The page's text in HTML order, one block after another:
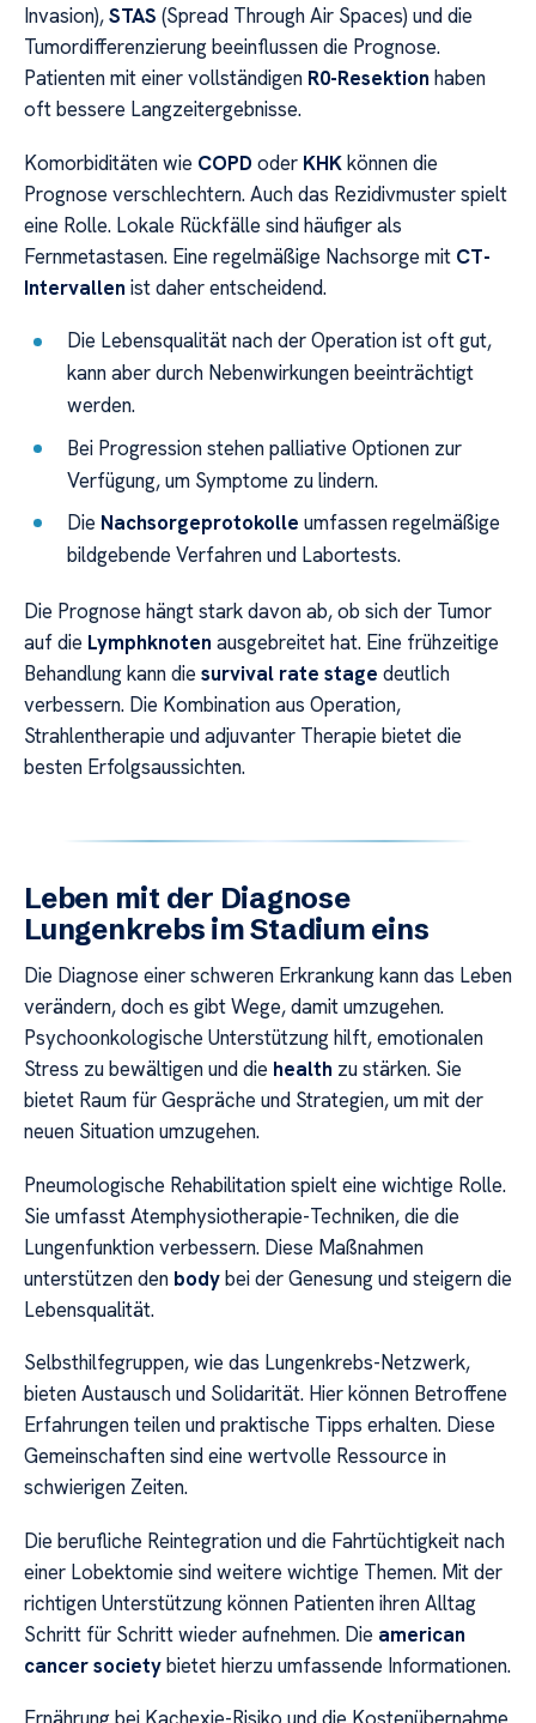
Invasion),STAS (Spread Through Air Spaces) und die
Tumordifferenzierung beeinflussen die Prognose.
Patienten mit einer vollständigen R0-Resektion haben
oft bessere Langzeitergebnisse.
Komorbiditäten wie COPD oder KHKkönnen die
Prognose verschlechtern. Auch das Rezidivmuster spielt
eine Rolle. Lokale Rückfälle sind häufiger als
Fernmetastasen. Eine regelmäßige Nachsorge mit CT-
Intervallen ist daher entscheidend.
Die Lebensqualität nach der Operation ist oft gut,
kann aber durch Nebenwirkungen beeinträchtigt
werden.
Bei Progression stehen palliative Optionen zur
Verfügung, um Symptome zu lindern.
Die Nachsorgeprotokolle umfassen regelmäßige
bildgebende Verfahren und Labortests.
Die Prognose hängt stark davon ab, ob sich der Tumor
auf die Lymphknoten ausgebreitet hat. Eine frühzeitige
Behandlung kann die survival rate stage deutlich
verbessern. Die Kombination aus Operation,
Strahlentherapie und adjuvanter Therapie bietet die
besten Erfolgsaussichten.
Leben mit der Diagnose
Lungenkrebs im Stadium eins
Die Diagnose einer schweren Erkrankung kann das Leben
verändern, doch es gibt Wege, damit umzugehen.
Psychoonkologische Unterstützung hilft, emotionalen
Stress zu bewältigen und die health zu stärken. Sie
bietet Raum für Gespräche und Strategien, um mit der
neuen Situation umzugehen.
Pneumologische Rehabilitation spielt eine wichtige Rolle.
Sie umfasst Atemphysiotherapie-Techniken, die die
Lungenfunktion verbessern. Diese Maßnahmen
unterstützen den bodybei der Genesung und steigern die
Lebensqualität.
Selbsthilfegruppen, wie das Lungenkrebs-Netzwerk,
bieten Austausch und Solidarität. Hier können Betroffene
Erfahrungen teilen und praktische Tipps erhalten. Diese
Gemeinschaften sind eine wertvolle Ressource in
schwierigen Zeiten.
Die berufliche Reintegration und die Fahrtüchtigkeit nach
einer Lobektomie sind weitere wichtige Themen. Mit der
richtigen Unterstützung können Patienten ihren Alltag
Schritt für Schritt wieder aufnehmen. Die american
cancer societybietet hierzu umfassende Informationen.